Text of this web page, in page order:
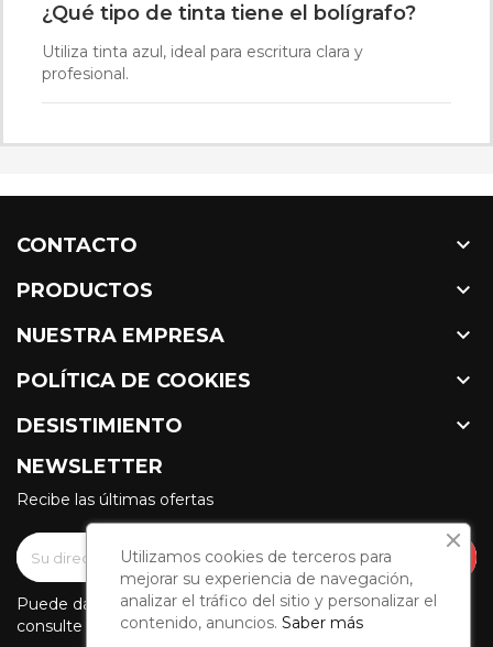
¿Qué tipo de tinta tiene el bolígrafo?
Utiliza tinta azul, ideal para escritura clara y
profesional.
CONTACTO 
PRODUCTOS 
NUESTRA EMPRESA 
POLÍTICA DE COOKIES 
DESISTIMIENTO 
NEWSLETTER
Recibe las últimas ofertas
Puede darse de baja en cualquier momento. Para ello,
consulte nuestra información de contacto en el aviso legal.
Utilizamos cookies de terceros para
mejorar su experiencia de navegación,
analizar el tráfico del sitio y personalizar el
contenido, anuncios. Saber más